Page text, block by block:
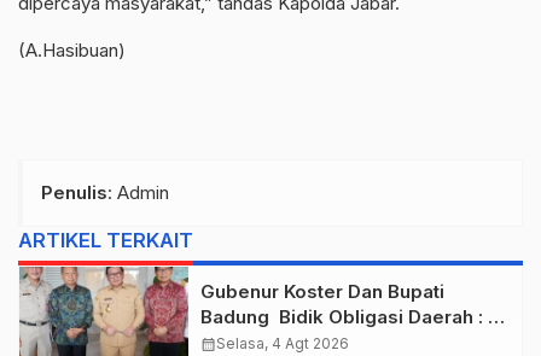
(A.Hasibuan)
Penulis: Admin
ARTIKEL TERKAIT
Gubenur Koster Dan Bupati
Badung Bidik Obligasi Daerah :
Gaspol Bangun Infrastruktur
calendar_monthSelasa, 4 Agt 2026